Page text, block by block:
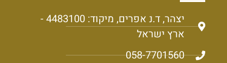
יצהר, ד.נ אפרים, מיקוד: 4483100 -
ארץ ישראל
058-7701560